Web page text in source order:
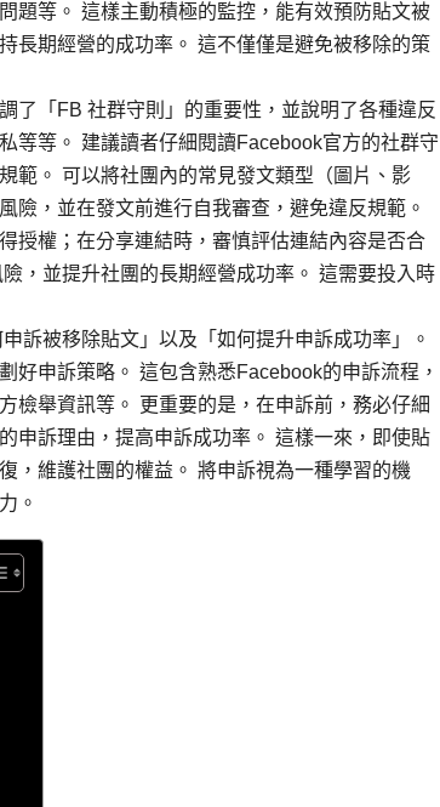
題等。 這樣主動積極的監控，能有效預防貼文被
長期經營的成功率。 這不僅僅是避免被移除的策
了「FB 社群守則」的重要性，並說明了各種違反
等等。 建議讀者仔細閱讀Facebook官方的社群守
範。 可以將社團內的常見發文類型（圖片、影
險，並在發文前進行自我審查，避免違反規範。
授權；在分享連結時，審慎評估連結內容是否合
，並提升社團的長期經營成功率。 這需要投入時
訴被移除貼文」以及「如何提升申訴成功率」。
好申訴策略。 這包含熟悉Facebook的申訴流程，
檢舉資訊等。 更重要的是，在申訴前，務必仔細
申訴理由，提高申訴成功率。 這樣一來，即使貼
，維護社團的權益。 將申訴視為一種學習的機
。